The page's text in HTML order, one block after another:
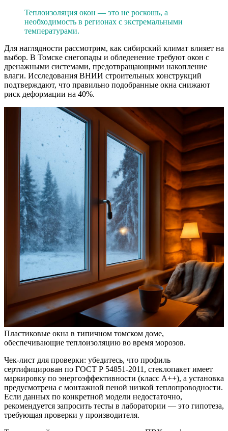
Теплоизоляция окон — это не роскошь, а
необходимость в регионах с экстремальными
температурами.
Для наглядности рассмотрим, как сибирский климат влияет на
выбор. В Томске снегопады и обледенение требуют окон с
дренажными системами, предотвращающими накопление
влаги. Исследования ВНИИ строительных конструкций
подтверждают, что правильно подобранные окна снижают
риск деформации на 40%.
Пластиковые окна в типичном томском доме,
обеспечивающие теплоизоляцию во время морозов.
Чек-лист для проверки: убедитесь, что профиль
сертифицирован по ГОСТ Р 54851-2011, стеклопакет имеет
маркировку по энергоэффективности (класс A++), а установка
предусмотрена с монтажной пеной низкой теплопроводности.
Если данных по конкретной модели недостаточно,
рекомендуется запросить тесты в лаборатории — это гипотеза,
требующая проверки у производителя.